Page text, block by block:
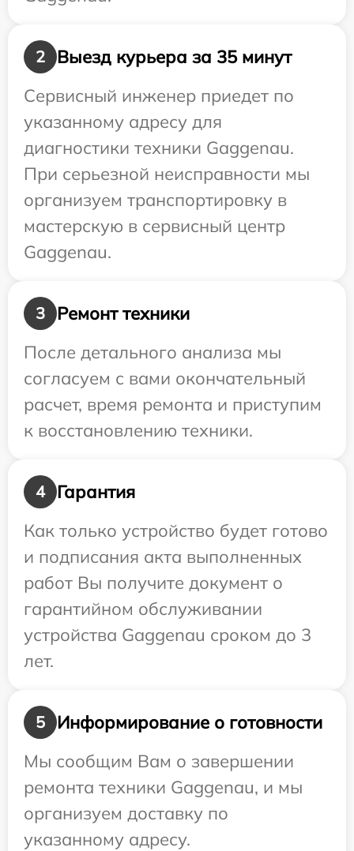
2
Выезд курьера за 35 минут
Сервисный инженер приедет по
указанному адресу для
диагностики техники Gaggenau.
При серьезной неисправности мы
организуем транспортировку в
мастерскую в сервисный центр
Gaggenau.
3
Ремонт техники
После детального анализа мы
согласуем с вами окончательный
расчет, время ремонта и приступим
к восстановлению техники.
4
Гарантия
Как только устройство будет готово
и подписания акта выполненных
работ Вы получите документ о
гарантийном обслуживании
устройства Gaggenau сроком до 3
лет.
5
Информирование о готовности
Мы сообщим Вам о завершении
ремонта техники Gaggenau, и мы
организуем доставку по
указанному адресу.